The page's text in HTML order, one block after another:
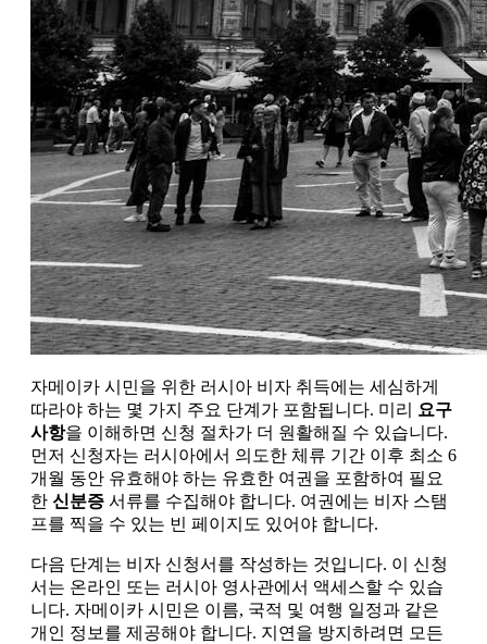
자메이카 시민을 위한 러시아 비자 취득에는 세심하게
따라야 하는 몇 가지 주요 단계가 포함됩니다. 미리
요구
사항을 이해하면 신청 절차가 더 원활해질 수 있습니다.
먼저 신청자는 러시아에서 의도한 체류 기간 이후 최소 6
개월 동안 유효해야 하는 유효한 여권을 포함하여 필요
한 신분증 서류를 수집해야 합니다. 여권에는 비자 스탬
프를 찍을 수 있는 빈 페이지도 있어야 합니다.
다음 단계는 비자 신청서를 작성하는 것입니다. 이 신청
서는 온라인 또는 러시아 영사관에서 액세스할 수 있습
니다. 자메이카 시민은 이름, 국적 및 여행 일정과 같은
개인 정보를 제공해야 합니다. 지연을 방지하려면 모든